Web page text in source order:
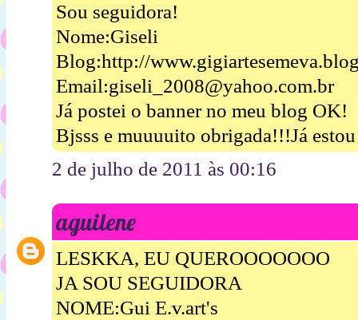
Sou seguidora!
Nome:Giseli
Blog:http://
Email:giseli_2008@yahoo.com.br
Já postei o banner no meu blog OK!
Bjsss e muuuuito obrigada!!!Já
2 de julho de 2011 às 00:16
aguilene
LESKKA, EU QUEROOOOOOO
JA SOU SEGUIDORA
NOME:Gui E.v.art's